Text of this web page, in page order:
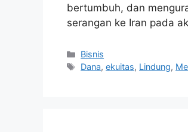
bertumbuh, dan
serangan ke Iran pada
Kategori
Bisnis
Tag
Dana,ekuitas, Lindung,